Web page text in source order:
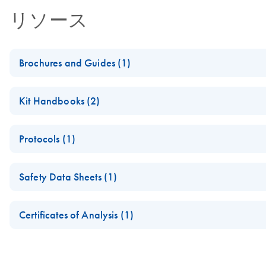
リソース
Brochures and Guides (1)
Kit Handbooks (2)
For DNase treatment with QIAGEN or PreAnalytiX RNA
Protocols (1)
Safety Data Sheets (1)
Certificates of Analysis (1)